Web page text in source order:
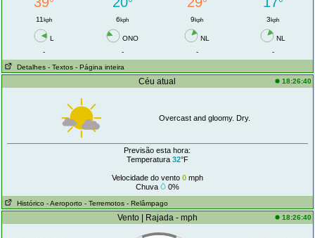
° ° ° °
11kph 6kph 9kph 3kph
L ONO NL
NL
-
- -
-
Detalhes - Textos - Página inteira
Céu atual 18:26:40
Overcast and gloomy. Dry.
Previsão esta hora:
Temperatura 32°F
Velocidade do vento 0mph
Chuva
0%
Histórico - Aeroporto - Terremotos - Relâmpago
Vento | Rajada - mph 18:26:40